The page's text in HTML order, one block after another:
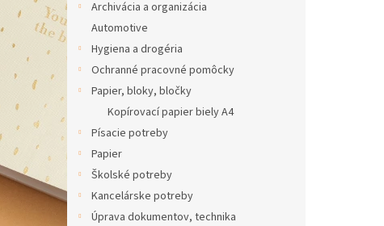
Archivácia a organizácia
Automotive
Hygiena a drogéria
Ochranné pracovné pomôcky
Papier, bloky, bločky
Kopírovací papier biely A4
Písacie potreby
Papier
Školské potreby
Kancelárske potreby
Úprava dokumentov, technika